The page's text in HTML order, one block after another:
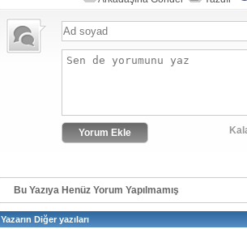
Bu Yazıya Henüz Yorum Yapılmamış
Yazarın Diğer yazıları